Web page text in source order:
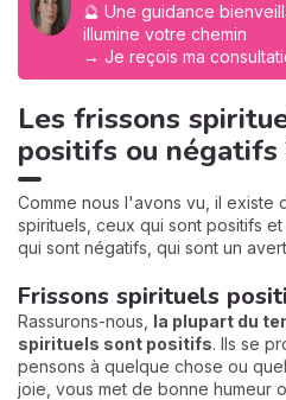
🔮 Une guidance
illumine votre chemin
→ Je reçois ma
Les frissons
positifs ou négatifs
Comme nous l'avons vu, il existe
spirituels, ceux qui sont positifs
qui sont négatifs, qui sont un
Frissons spirituels
Rassurons-nous, la plupart du
spirituels sont positifs. Ils se
pensons à quelque chose ou
joie, vous met de bonne humeur